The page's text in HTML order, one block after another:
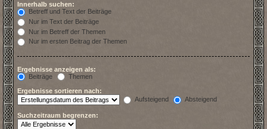
Innerhalb suchen:
Betreff und Text der Beiträge
Nur im Text der Beiträge
Nur im Betreff der Themen
Nur im ersten Beitrag der Themen
Ergebnisse anzeigen als:
Beiträge
Themen
Ergebnisse sortieren nach:
Aufsteigend
Absteigend
Suchzeitraum begrenzen: